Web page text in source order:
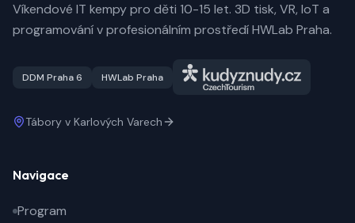
Víkendové IT kempy pro děti 10-15 let. 3D tisk, VR, IoT a
programování v profesionálním prostředí HWLab Praha.
DDM Praha 6 HWLab Praha
Tábory v Karlových Varech
Navigace
Program